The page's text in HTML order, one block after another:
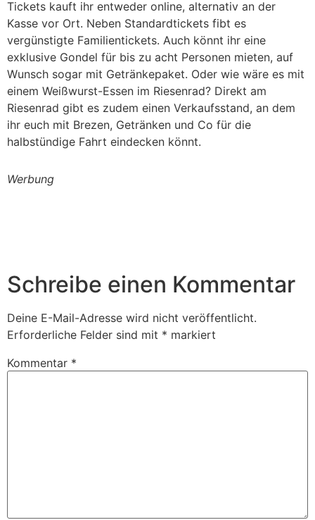
Tickets kauft ihr entweder online, alternativ an der
Kasse vor Ort. Neben Standardtickets fibt es
vergünstigte Familientickets. Auch könnt ihr eine
exklusive Gondel für bis zu acht Personen mieten, auf
Wunsch sogar mit Getränkepaket. Oder wie wäre es mit
einem Weißwurst-Essen im Riesenrad? Direkt am
Riesenrad gibt es zudem einen Verkaufsstand, an dem
ihr euch mit Brezen, Getränken und Co für die
halbstündige Fahrt eindecken könnt.
Werbung
Schreibe einen Kommentar
Deine E-Mail-Adresse wird nicht veröffentlicht.
Erforderliche Felder sind mit * markiert
Kommentar *